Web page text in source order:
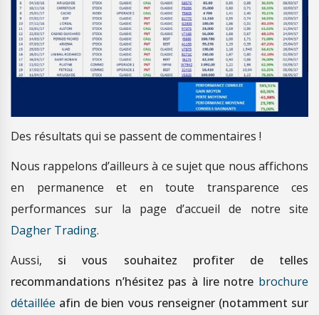
Des résultats qui se passent de commentaires !
Nous rappelons d’ailleurs à ce sujet que nous affichons
en permanence et en toute transparence ces
performances sur la page d’accueil de notre site
Dagher Trading.
Aussi, si vous souhaitez profiter de telles
recommandations n’hésitez pas à lire notre brochure
détaillée afin de bien vous renseigner (notamment sur